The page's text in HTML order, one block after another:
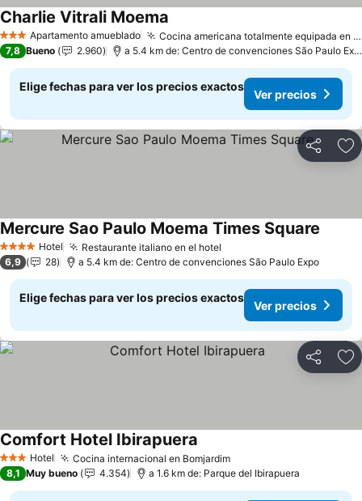
3 EstrellasApartamento amueblado Cocina americana totalmente equipada en las unidades
Charlie Vitrali Moema
7,8 Bueno 2.960 a 5.4 km de: Centro de convenciones São Paulo Expo
Elige fechas para ver los precios exactos
Ver precios
Compartir
4 EstrellasHotel Restaurante italiano en el hotel
Mercure Sao Paulo Moema Times Square
6,9 28 a 5.4 km de: Centro de convenciones São Paulo Expo
Elige fechas para ver los precios exactos
Ver precios
Compartir
3 Estrellas
Hotel Cocina internacional en Bomjardim
Comfort Hotel Ibirapuera
8,1 Muy bueno 4.354 a 1.6 km de: Parque del Ibirapuera